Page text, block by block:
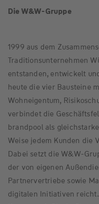
Die W&W-Gruppe
1999 aus dem
Traditionsunternehmen
entstanden, entwickelt
heute die vier Bausteine
Wohneigentum,
verbindet die
brandpool als
Weise jedem Kunden die
Dabei setzt die W&W-
der von eigenen
Partnervertriebe sowie
digitalen Initiativen